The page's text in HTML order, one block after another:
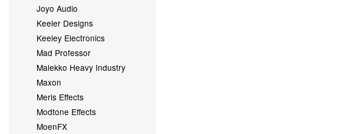
Joyo Audio
Keeler Designs
Keeley Electronics
Mad Professor
Malekko Heavy Industry
Maxon
Meris Effects
Modtone Effects
MoenFX